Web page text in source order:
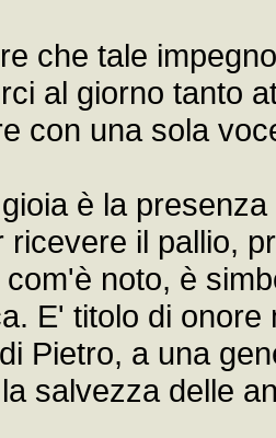
che tale
al giorno tanto
con una sola
è la
ricevere il pallio,
noto, è
E' titolo di
Pietro, a una
salvezza delle